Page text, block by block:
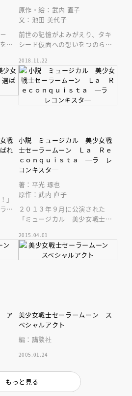
守
原作・絵：武内 直子
文：池田 美代子
前世の記憶がよみがえり、タキ
シード仮面への想いをつのらせ
ちの前に、悪の手先があらわれ
る－－。
2018.11.22
戦
れ
」
ー
全
小説 ミュージカル 美少女戦
士セーラームーン Ｌａ Ｒｅ
ｃｏｎｑｕｉｓｔａ ─ラ レ
コンキスタ─
著：平光 琢也
原作：武内 直子
２０１３年９月に公演された
「ミュージカル 美少女戦士セ
ｎｑｕｉｓｔａ」の小説です。
2015.04.01
ア
美少女戦士セーラームーン ス
ペシャルアクト
編：講談社
2005.01.24
もっと見る